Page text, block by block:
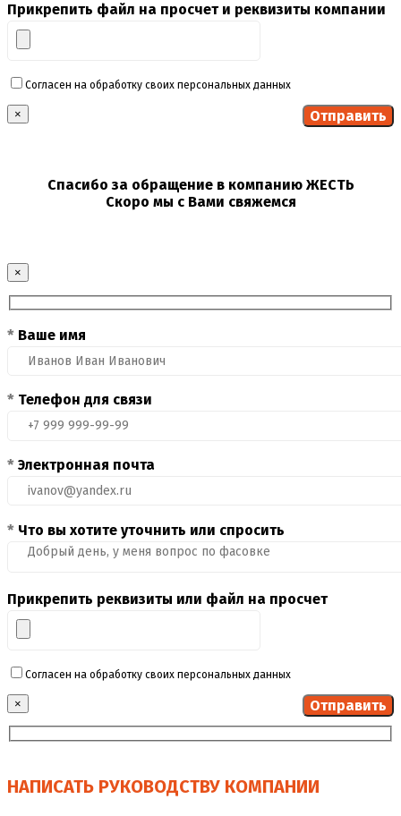
Прикрепить файл на просчет и реквизиты компании
Согласен на обработку своих персональных данных
×
Спасибо за обращение в компанию ЖЕСТЬ
Скоро мы с Вами свяжемся
×
* Ваше имя
* Телефон для связи
* Электронная почта
* Что вы хотите уточнить или спросить
Прикрепить реквизиты или файл на просчет
Согласен на обработку своих персональных данных
×
НАПИСАТЬ РУКОВОДСТВУ КОМПАНИИ